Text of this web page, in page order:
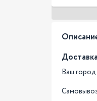
Ваш город: